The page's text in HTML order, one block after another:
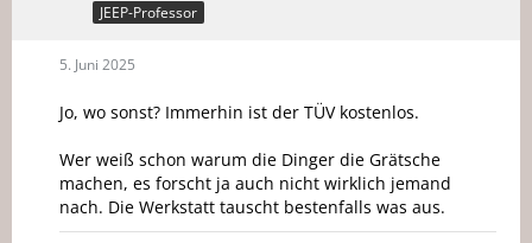
JEEP-Professor
5. Juni 2025
Jo, wo sonst? Immerhin ist der TÜV kostenlos.
Wer weiß schon warum die Dinger die Grätsche
machen, es forscht ja auch nicht wirklich jemand
nach. Die Werkstatt tauscht bestenfalls was aus.